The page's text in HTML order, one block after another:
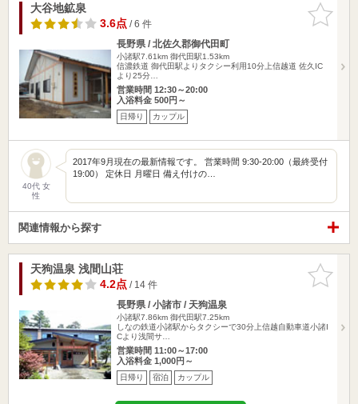
お気に入
りに追加
大谷地鉱泉
3.6点/ 6 件
長野県 / 北佐久郡御代田町
小諸駅7.61km 御代田駅1.53km
信濃鉄道 御代田駅よりタクシー利用10分上信越道 佐久IC
より25分…
営業時間 12:30～20:00
入浴料金 500円～
日帰り カップル
40代 女
性
2017年9月現在の最新情報です。 営業時間 9:30-20:00（最終受付
19:00） 定休日 月曜日 備え付けの…
関連情報から探す
お気に入
りに追加
天狗温泉 浅間山荘
4.2点/ 14 件
長野県 / 小諸市 / 天狗温泉
小諸駅7.86km 御代田駅7.25km
しなの鉄道小諸駅からタクシーで30分上信越自動車道小諸I
Cより浅間サ…
営業時間 11:00～17:00
入浴料金 1,000円～
日帰り 宿泊 カップル